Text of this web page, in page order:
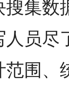
搜集数
人员尽
范围、